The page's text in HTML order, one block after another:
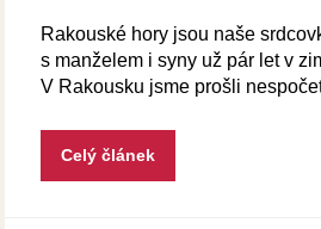
Rakouské hory jsou naše
s manželem i syny už pár let v
V Rakousku jsme prošli
Celý článek